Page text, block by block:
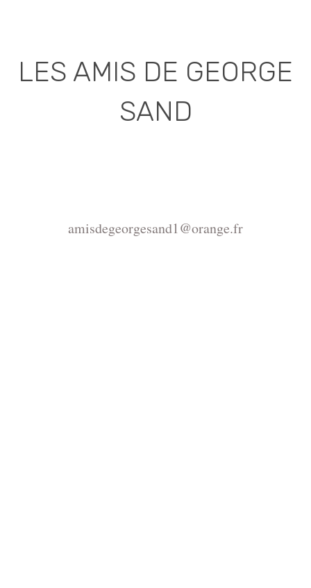
LES AMIS DE GEORGE
SAND
amisdegeorgesand1@orange.fr